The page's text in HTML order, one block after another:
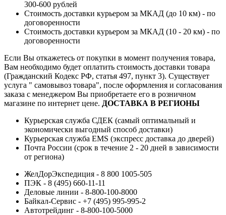
300-600 рублей
Стоимость доставки курьером за МКАД (до 10 км) - по
договоренности
Стоимость доставки курьером за МКАД (10 - 20 км) - по
договоренности
Если Вы откажетесь от покупки в момент получения товара,
Вам необходимо будет оплатить стоимость доставки товара
(Гражданский Кодекс РФ, статья 497, пункт 3). Существует
услуга " самовывоз товара", после оформления и согласования
заказа с менеджером Вы приобретаете его в розничном
магазине по интернет цене. ДОСТАВКА В РЕГИОНЫ
Курьерская служба СДЕК (самый оптимальный и
экономически выгодный способ доставки)
Курьерская служба EMS (экспресс доставка до дверей)
Почта России (срок в течение 2 - 20 дней в зависимости
от региона)
ЖелДорЭкспедиция - 8 800 1005-505
ПЭК - 8 (495) 660-11-11
Деловые линии - 8-800-100-8000
Байкал-Сервис - +7 (495) 995-995-2
Автотрейдинг - 8-800-100-5000